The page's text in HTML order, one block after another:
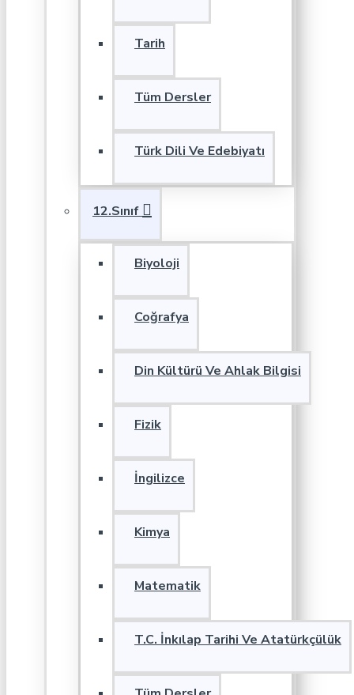
Tarih
Tüm Dersler
Türk Dili Ve Edebiyatı
12.Sınıf
Biyoloji
Coğrafya
Din Kültürü Ve Ahlak Bilgisi
Fizik
İngilizce
Kimya
Matematik
T.C. İnkılap Tarihi Ve Atatürkçülük